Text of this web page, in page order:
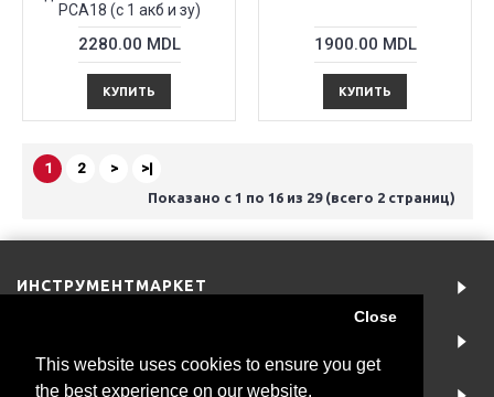
This website uses cookies to ensure you get
the best experience on our website.
Close
PCA18 (с 1 акб и зу)
2280.00 MDL
КУПИТЬ
1900.00 MDL
КУПИТЬ
1 2 > >|
Показано с 1 по 16 из 29 (всего 2 страниц)
ИНСТРУМЕНТМАРКЕТ